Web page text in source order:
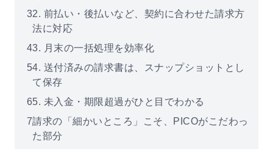
32. 前払い・後払いなど、契約に合わせた請求方
法に対応
43. 月末の一括処理を効率化
54. 送付済みの請求書は、スナップショットとし
て保存
65. 未入金・期限超過がひと目でわかる
7請求の「細かいところ」こそ、PICOがこだわっ
た部分